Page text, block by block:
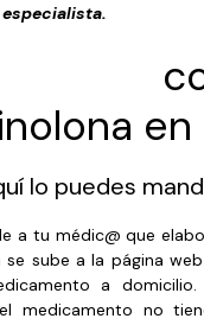
en
lo puedes
a tu médic@ que
sube a la página web
a
medicamento no